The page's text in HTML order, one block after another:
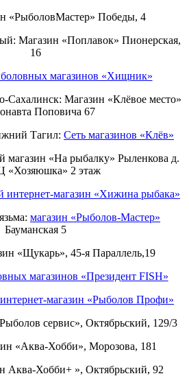
«РыболовМастер» Победы, 4
Магазин «Поплавок» Пионерская,
16
магазинов «Хищник»
Магазин «Клёвое место»
Поповича 67
Тагил: Cеть магазинов «Клёв»
«На рыбалку» Рыленкова д.
«Хозяюшка» 2 этаж
интернет-магазин «Хижина рыбака»
магазин «Рыболов-Мастер»
Бауманская 5
«Щукарь», 45-я Параллель,19
магазинов «Президент FISH»
магазин «Рыболов Профи»
сервис», Октябрьский, 129/3
«Аква-Хобби», Морозова, 181
Аква-Хобби+ », Октябрьский, 92